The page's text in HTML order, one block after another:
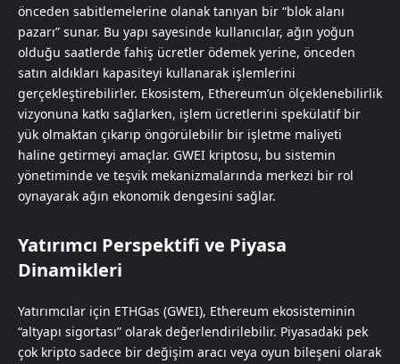
önceden sabitlemelerine olanak tanıyan bir “blok alanı
pazarı” sunar. Bu yapı sayesinde kullanıcılar, ağın yoğun
olduğu saatlerde fahiş ücretler ödemek yerine, önceden
satın aldıkları kapasiteyi kullanarak işlemlerini
gerçekleştirebilirler. Ekosistem, Ethereum’un ölçeklenebilirlik
vizyonuna katkı sağlarken, işlem ücretlerini spekülatif bir
yük olmaktan çıkarıp öngörülebilir bir işletme maliyeti
haline getirmeyi amaçlar. GWEI kriptosu, bu sistemin
yönetiminde ve teşvik mekanizmalarında merkezi bir rol
oynayarak ağın ekonomik dengesini sağlar.
Yatırımcı Perspektifi ve Piyasa
Dinamikleri
Yatırımcılar için ETHGas (GWEI), Ethereum ekosisteminin
“altyapı sigortası” olarak değerlendirilebilir. Piyasadaki pek
çok kripto sadece bir değişim aracı veya oyun bileşeni olarak